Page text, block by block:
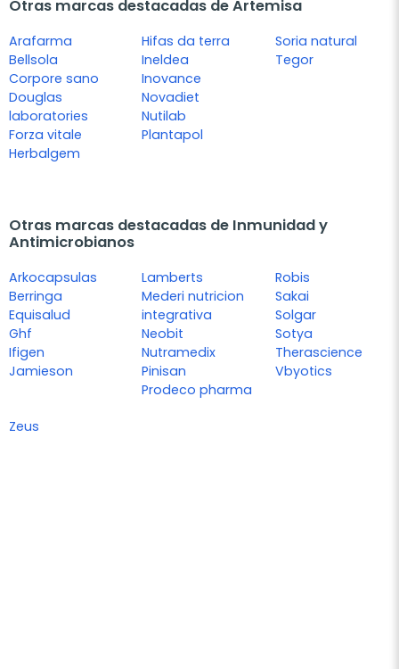
Otras marcas destacadas de Artemisa
Arafarma
Bellsola
Corpore sano
Douglas
laboratories
Forza vitale
Herbalgem
Hifas da terra
Ineldea
Inovance
Novadiet
Nutilab
Plantapol
Soria natural
Tegor
Otras marcas destacadas de Inmunidad y
Antimicrobianos
Arkocapsulas
Berringa
Equisalud
Ghf
Ifigen
Jamieson
Lamberts
Mederi nutricion
integrativa
Neobit
Nutramedix
Pinisan
Prodeco pharma
Robis
Sakai
Solgar
Sotya
Therascience
Vbyotics
Zeus